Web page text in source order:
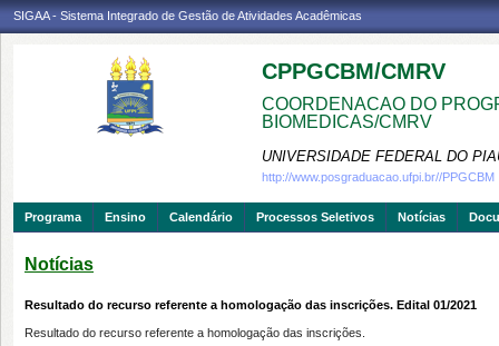
SIGAA - Sistema Integrado de Gestão de Atividades Acadêmicas
CPPGCBM/CMRV
COORDENACAO DO
BIOMEDICAS/CMRV
UNIVERSIDADE FEDERAL DO
http://www.posgraduacao.ufpi.br//PPGCBM
Programa Ensino Calendário Processos Seletivos Notícias
Notícias
Resultado do recurso referente a homologação das inscrições. Edital 01/2021
Resultado do recurso referente a homologação das inscrições.